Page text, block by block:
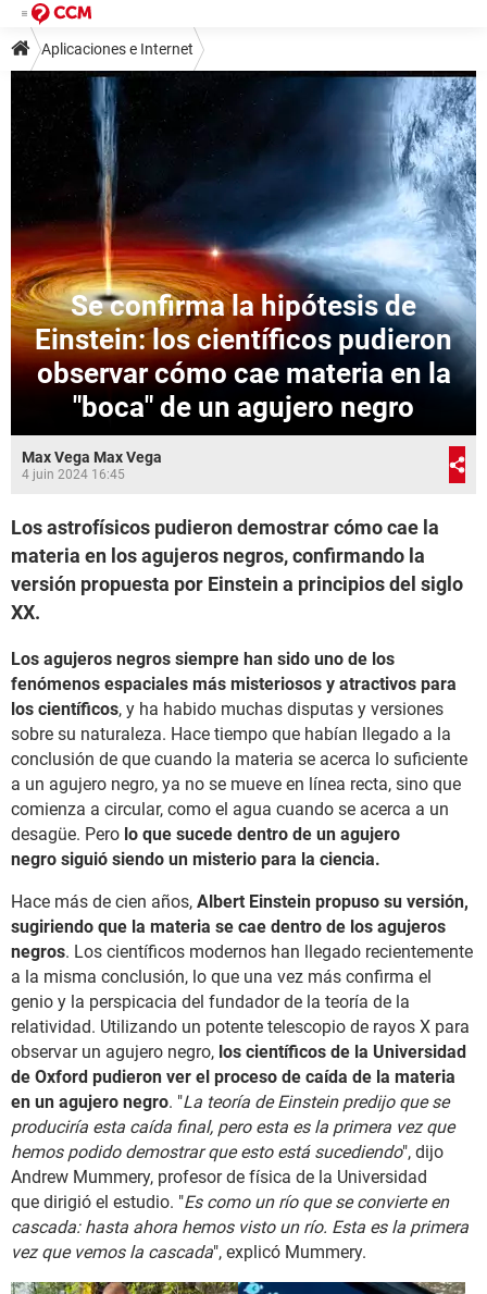
Aplicaciones e Internet
Se confirma la hipótesis de
Einstein: los científicos pudieron
observar cómo cae materia en la
"boca" de un agujero negro
Max Vega Max Vega
4 juin 2024 16:45
Los astrofísicos pudieron demostrar cómo cae la
materia en los agujeros negros, confirmando la
versión propuesta por Einstein a principios del siglo
XX.
Los agujeros negros siempre han sido uno de los
fenómenos espaciales más misteriosos y atractivos para
los científicos, y ha habido muchas disputas y versiones
sobre su naturaleza. Hace tiempo que habían llegado a la
conclusión de que cuando la materia se acerca lo suficiente
a un agujero negro, ya no se mueve en línea recta, sino que
comienza a circular, como el agua cuando se acerca a un
desagüe. Pero lo que sucede dentro de un agujero
negro siguió siendo un misterio para la ciencia.
Hace más de cien años, Albert Einstein propuso su versión,
sugiriendo que la materia se cae dentro de los agujeros
negros. Los científicos modernos han llegado recientemente
a la misma conclusión, lo que una vez más confirma el
genio y la perspicacia del fundador de la teoría de la
relatividad. Utilizando un potente telescopio de rayos X para
observar un agujero negro, los científicos de la Universidad
de Oxford pudieron ver el proceso de caída de la materia
en un agujero negro. "La teoría de Einstein predijo que se
produciría esta caída final, pero esta es la primera vez que
hemos podido demostrar que esto está sucediendo", dijo
Andrew Mummery, profesor de física de la Universidad
que dirigió el estudio. "Es como un río que se convierte en
cascada: hasta ahora hemos visto un río. Esta es la primera
vez que vemos la cascada", explicó Mummery.